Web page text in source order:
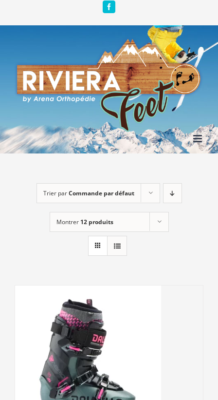
Facebook
Trier parCommande par défaut
Montrer 12 produits